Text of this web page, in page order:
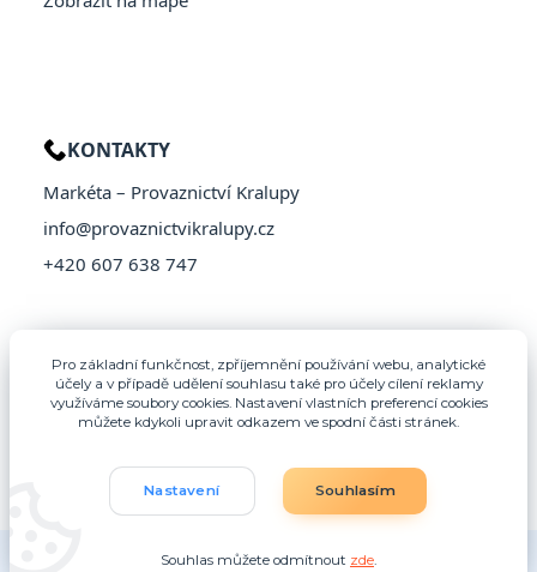
KONTAKTY
Markéta – Provaznictví Kralupy
info@provaznictvikralupy.cz
+420 607 638 747
© 2026 Provaznictví Kralupy – Všechna práva vyhrazena
Pro základní funkčnost, zpříjemnění používání webu, analytické
účely a v případě udělení souhlasu také pro účely cílení reklamy
využíváme soubory cookies. Nastavení vlastních preferencí cookies
můžete kdykoli upravit odkazem ve spodní části stránek.
Nastavení Souhlasím
Souhlas můžete odmítnout zde.